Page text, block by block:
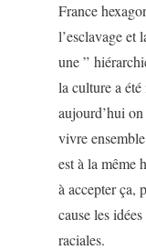
France
l’esclavage et
une ”
la culture a
aujourd’hui
vivre
est à la même
à accepter ça,
cause les
raciales.